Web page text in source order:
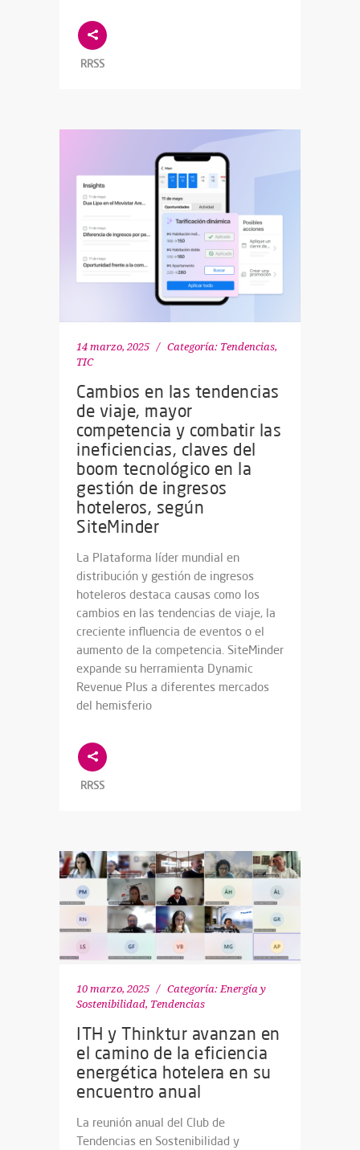
RRSS
14 marzo, 2025 Categoría: Tendencias,
TIC
Cambios en las tendencias
de viaje, mayor
competencia y combatir las
ineficiencias, claves del
boom tecnológico en la
gestión de ingresos
hoteleros, según
SiteMinder
La Plataforma líder mundial en
distribución y gestión de ingresos
hoteleros destaca causas como los
cambios en las tendencias de viaje, la
creciente influencia de eventos o el
aumento de la competencia. SiteMinder
expande su herramienta Dynamic
Revenue Plus a diferentes mercados
del hemisferio
RRSS
10 marzo, 2025 Categoría: Energía y
Sostenibilidad, Tendencias
ITH y Thinktur avanzan en
el camino de la eficiencia
energética hotelera en su
encuentro anual
La reunión anual del Club de
Tendencias en Sostenibilidad y